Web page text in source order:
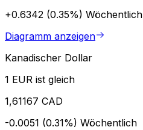
+0.6342 (0.35%) Wöchentlich
Diagramm anzeigen
Kanadischer Dollar
1 EUR ist gleich
1,61167 CAD
-0.0051 (0.31%) Wöchentlich